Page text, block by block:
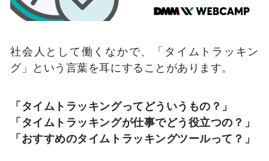
社会人として働くなかで、「タイムトラッキン
グ」という言葉を耳にすることがあります。
「タイムトラッキングってどういうもの？」
「タイムトラッキングが仕事でどう役立つの？」
「おすすめのタイムトラッキングツールって？」